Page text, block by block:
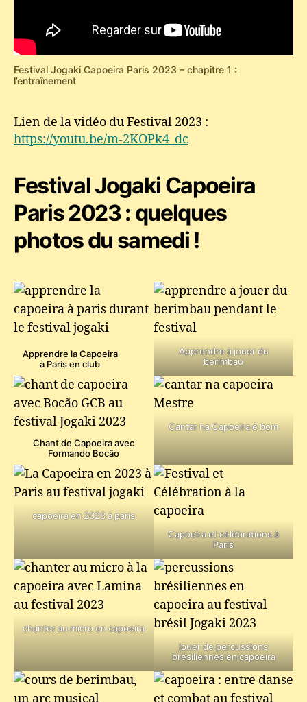
Festival Jogaki Capoeira Paris 2023 – chapitre 1 :
l’entraînement
Lien de la vidéo du Festival 2023 :
https://youtu.be/m-2KOPk4_dc
Festival Jogaki Capoeira
Paris 2023 : quelques
photos du samedi !
Apprendre la Capoeira
à Paris en club
Apprendre à jouer du
berimbau
Chant de Capoeira avec
Formando Bocão
Cantar na Capoeira é bom
capoeira en 2023 à paris
Capoeira et célébrations à
Paris
chanter au micro en capoeira
jouer de percussions
brésiliennes en capoeira